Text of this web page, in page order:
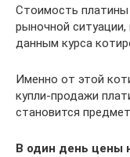
Стоимость платины
рыночной
данным курса
Именно от этой
купли-продажи
становится
В один день цены